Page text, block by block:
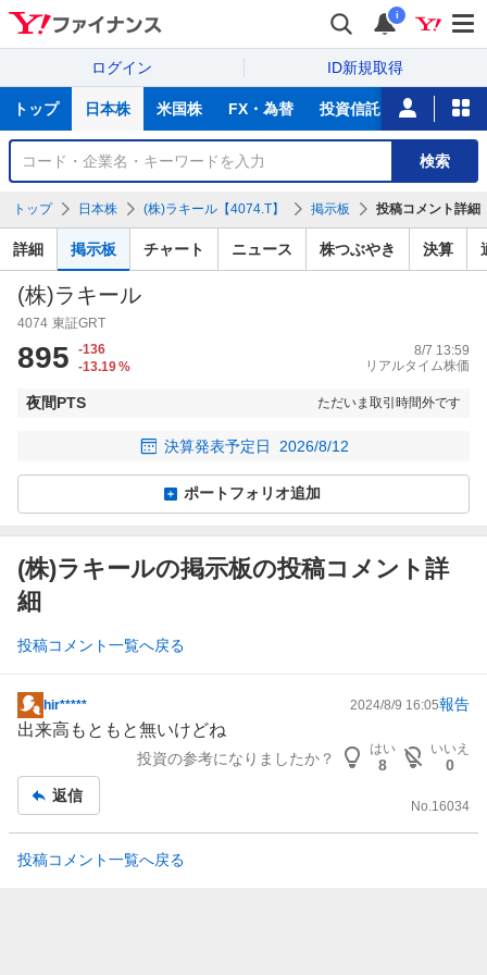
i
ログイン ID新規取得
サ
トップ 日本株 米国株 FX・為替 投資信託 ニュース
銘
検
索
検索
トップ 日本株 (株)ラキール【4074.T】 掲示板 投稿コメント詳細
詳細 掲示板 チャート ニュース 株つぶやき 決算
(株)ラキール
4074 東証GRT
895
-136
-13.19%
8/7 13:59
リアルタイム株価
夜間PTS ただいま取引時間外です
決算発表予定日 2026/8/12
ポートフォリオ追加
(株)ラキールの掲示板の投稿コメント詳
細
投稿コメント一覧へ戻る
掲
示
事
hir***** 2024/8/9 16:05報告
出来高もともと無いけどね
投資の参考になりましたか？
はい
8
いいえ
0
返信
No.16034
投稿コメント一覧へ戻る